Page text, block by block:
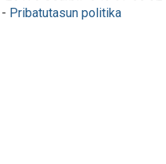
Pribatutasun politika